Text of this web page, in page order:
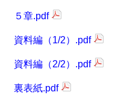
５章.pdf
資料編（1/2）.pdf
資料編（2/2）.pdf
裏表紙.pdf